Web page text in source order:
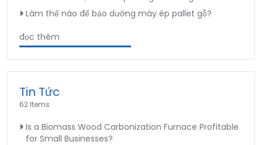
Làm thế nào để bảo dưỡng máy ép pallet gỗ?
đọc thêm
Tin Tức
62 Items
Is a Biomass Wood Carbonization Furnace Profitable
for Small Businesses?